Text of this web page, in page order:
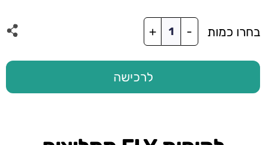
בחרו כמות -
של
מוט
תלייה
לבן
+
לרכישה